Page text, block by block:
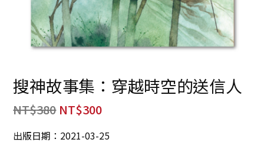
搜神故事集：穿越時空的送信人
NT$380 NT$300
出版日期：2021-03-25